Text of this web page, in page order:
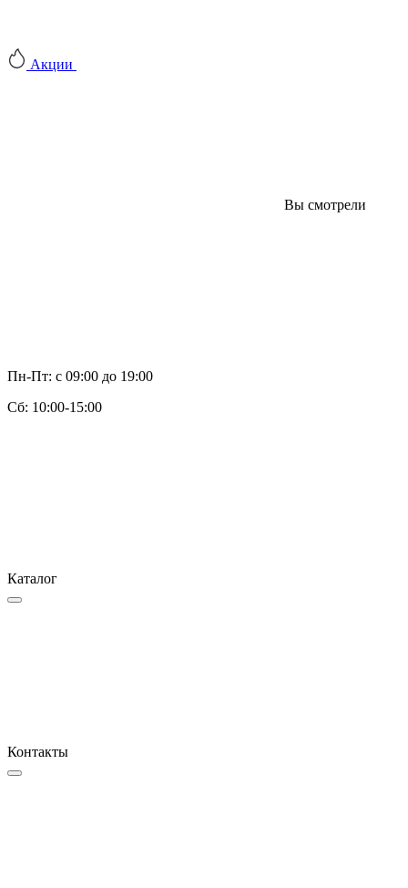
Акции
Вы смотрели
Пн-Пт: с 09:00 до 19:00
Cб: 10:00-15:00
Каталог
Контакты